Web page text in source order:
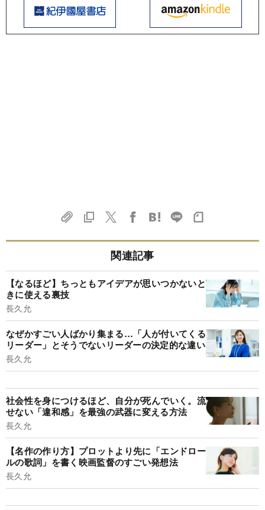
関連記事
【なるほど】ちっともアイデアが思いつかないと
きに使える裏技
長久允
なぜかすごい人ばかり集まる…「人が付いてくる
リーダー」とそうでないリーダーの決定的な違い
長久允
社会性を身につけるほど、自分が死んでいく。流
せない「違和感」を最強の武器に変える方法
長久允
【名作の作り方】プロットより先に「エンドロー
ルの歌詞」を書く映画監督のすごい発想法
長久允